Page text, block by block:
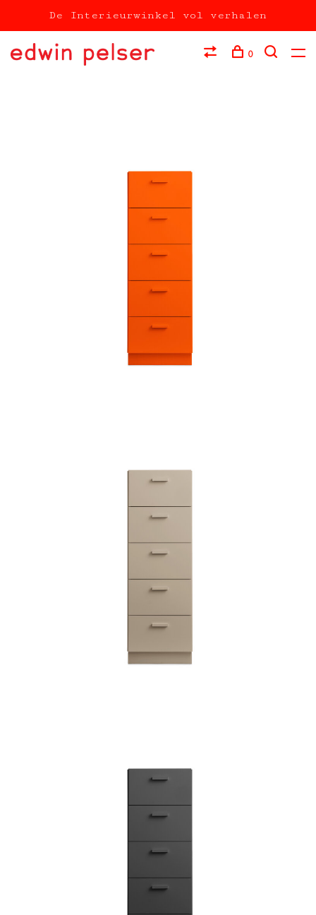
De Interieurwinkel vol verhalen
0